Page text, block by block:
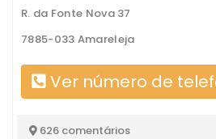
R. da Fonte Nova 37
7885-033 Amareleja
Ver número de
626 comentários